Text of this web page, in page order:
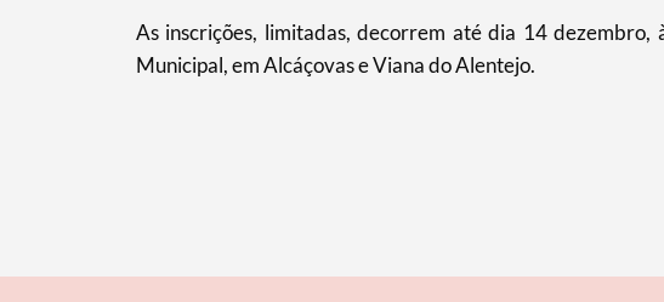
As inscrições, limitadas, decorrem até dia 14
Municipal, em Alcáçovas e Viana do Alentejo.